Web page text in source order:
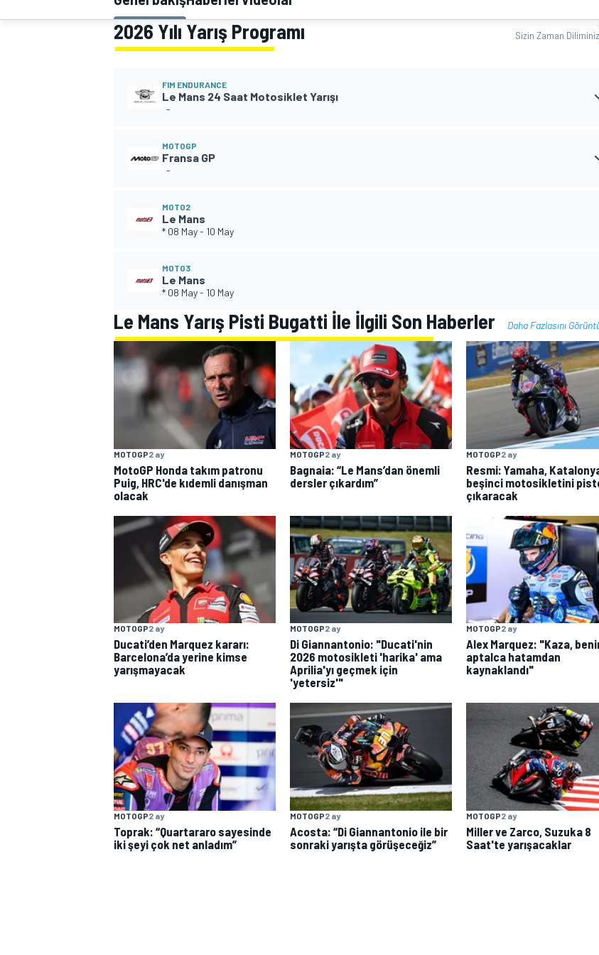
MOTOGP
WORLD SUPERBIKE
WRC
TÜRK SPORCULAR
2026 Yılı Yarış Programı Sizin Zaman Diliminiz
FIM ENDURANCE
Le Mans 24 Saat Motosiklet Yarışı
-
MOTOGP
Fransa GP
-
MOTO2
Le Mans
* 08 May- 10 May
MOTO3
Le Mans
* 08 May- 10 May
Le Mans Yarış Pisti Bugatti İle İlgili Son Haberler Daha Fazlasını
MOTOGP2 ay
MotoGP Honda takım patronu
Puig, HRC'de kıdemli danışman
olacak
MOTOGP2 ay
Bagnaia: “Le Mans’dan önemli
dersler çıkardım”
MOTOGP2 ay
Resmi: Yamaha,
beşinci motosikletini
çıkaracak
MOTOGP2 ay
Ducati’den Marquez kararı:
Barcelona’da yerine kimse
yarışmayacak
MOTOGP2 ay
Di Giannantonio: "Ducati'nin
2026 motosikleti 'harika' ama
Aprilia'yı geçmek için
'yetersiz'"
MOTOGP2 ay
Alex Marquez: "Kaza,
aptalca hatamdan
kaynaklandı"
MOTOGP2 ay
Toprak: “Quartararo sayesinde
iki şeyi çok net anladım”
MOTOGP2 ay
Acosta: “Di Giannantonio ile bir
sonraki yarışta görüşeceğiz”
MOTOGP2 ay
Miller ve Zarco, Suzuka 8
Saat'te yarışacaklar